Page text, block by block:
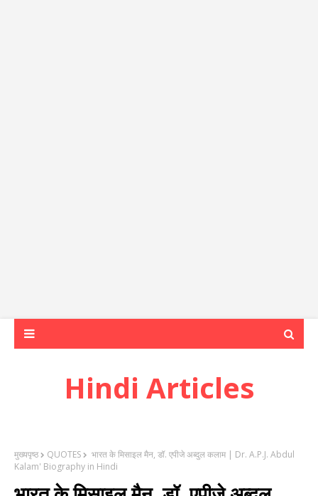
Hindi Articles
मुख्यपृष्ठ QUOTES
भारत के मिसाइल मैन, डॉ. एपीजे अब्दुल कलाम | Dr. A.P.J. Abdul
Kalam' Biography in Hindi